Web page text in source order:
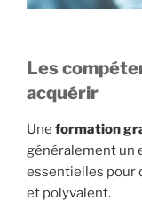
Les
acquérir
Une formation
généralement un
essentielles pour
et polyvalent.